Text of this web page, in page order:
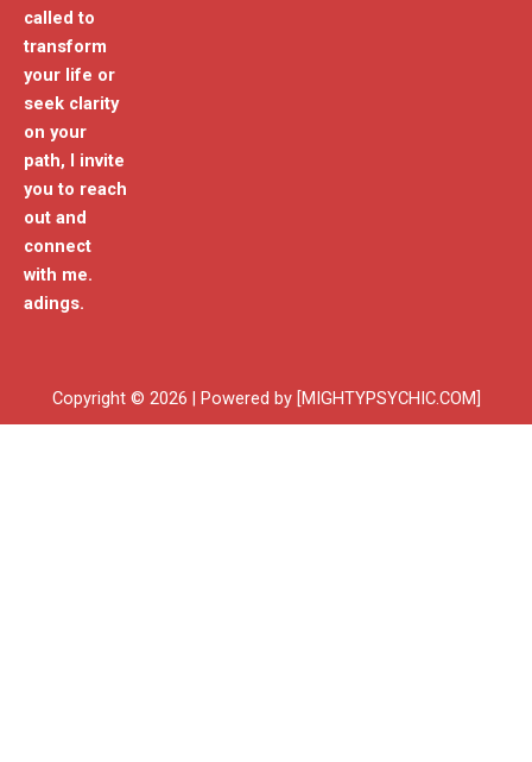
called to
transform
your life or
seek clarity
on your
path, I invite
you to reach
out and
connect
with me.
adings.
Copyright © 2026 | Powered by [MIGHTYPSYCHIC.COM]